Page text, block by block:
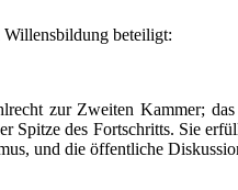
beteiligt:
zur Zweiten Kammer;
Spitze des Fortschritts. Sie
und die öffentliche